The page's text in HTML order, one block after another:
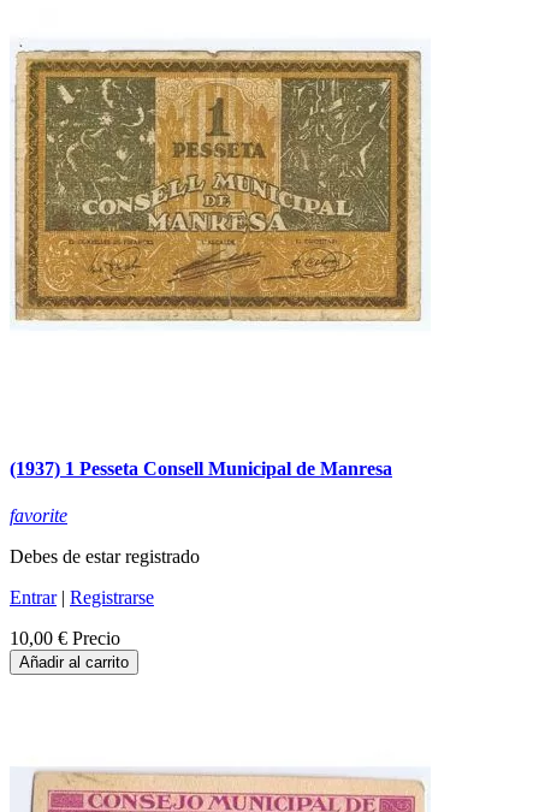
(1937) 1 Pesseta Consell Municipal de Manresa
favorite
Debes de estar registrado
Entrar| Registrarse
10,00 € Precio
Añadir al carrito